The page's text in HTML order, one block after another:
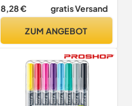
8,28 € gratis Versand
ZUM ANGEBOT